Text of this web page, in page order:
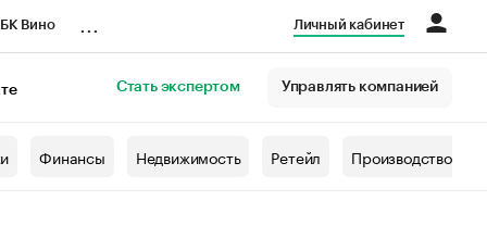
Вино Личный кабинет
Стать экспертом Управлять компанией
Финансы Недвижимость Ретейл Производство